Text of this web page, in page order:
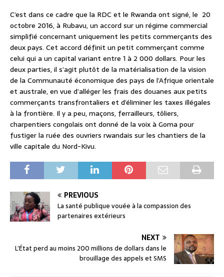
C’est dans ce cadre que la RDC et le Rwanda ont signé, le 20
octobre 2016, à Rubavu, un accord sur un régime commercial
simplifié concernant uniquement les petits commerçants des
deux pays. Cet accord définit un petit commerçant comme
celui qui a un capital variant entre 1 à 2 000 dollars. Pour les
deux parties, il s’agit plutôt de la matérialisation de la vision
de la Communauté économique des pays de l’Afrique orientale
et australe, en vue d’alléger les frais des douanes aux petits
commerçants transfrontaliers et d’éliminer les taxes illégales
à la frontière. Il y a peu, maçons, ferrailleurs, tôliers,
charpentiers congolais ont donné de la voix à Goma pour
fustiger la ruée des ouvriers rwandais sur les chantiers de la
ville capitale du Nord-Kivu.
PREVIOUS
La santé publique vouée à la compassion des
partenaires extérieurs
NEXT
L’État perd au moins 200 millions de dollars dans le
brouillage des appels et SMS